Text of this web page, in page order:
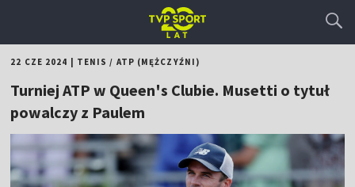
22 CZE 2024 TENIS / ATP (MĘŻCZYŹNI)
Turniej ATP w Queen's Clubie. Musetti o tytuł
powalczy z Paulem